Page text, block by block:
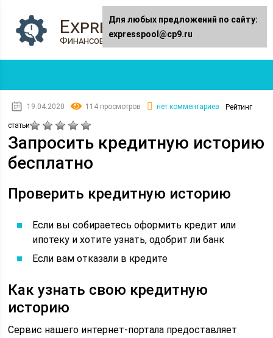
Expresspool.ru
Финансовый журнал
19.04.2020 114 просмотров нет комментариев Рейтинг
статьи
Запросить кредитную историю
бесплатно
Проверить кредитную историю
Если вы собираетесь оформить кредит или
ипотеку и хотите узнать, одобрит ли банк
Если вам отказали в кредите
Как узнать свою кредитную
историю
Сервис нашего интернет-портала предоставляет
Для любых предложений по сайту:
expresspool@cp9.ru